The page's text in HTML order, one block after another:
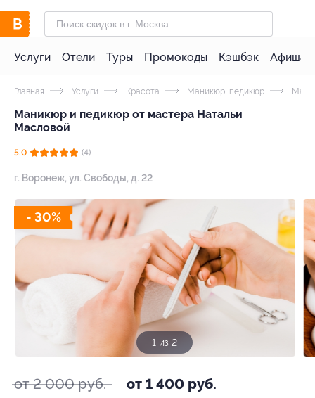
Услуги Отели Туры Промокоды Кэшбэк Афиша
Главная Услуги Красота Маникюр, педикюр
Маникюр и педикюр от мастера Натальи
Масловой
5.0 (4)
г. Воронеж, ул. Свободы, д. 22
- 30%
1 из 2
от 2 000 руб. от 1 400 руб.